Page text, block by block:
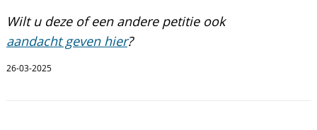
Wilt u deze of een andere petitie ook
aandacht geven hier?
26-03-2025